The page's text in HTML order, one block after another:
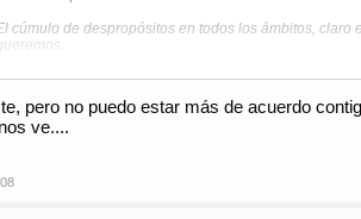
cúmulo de despropósitos en todos los ámbitos,
saludo.
pero no puedo estar más de acuerdo
ve....